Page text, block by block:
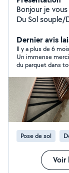
Bonjour je
Du Sol souple/Dur
Dernier avis
Il y a plus de 6
Un immense
du parquet dans
Je suis ravie. Le
soigné, avec
portée aux
exemplaire et au
adorable, à
sur quelqu’un
qualité/prix est
plus appréciable. Je le recommande les yeux fermés, et je
n’hésiterai pas à
Encore un grand
Pose de sol
Voir